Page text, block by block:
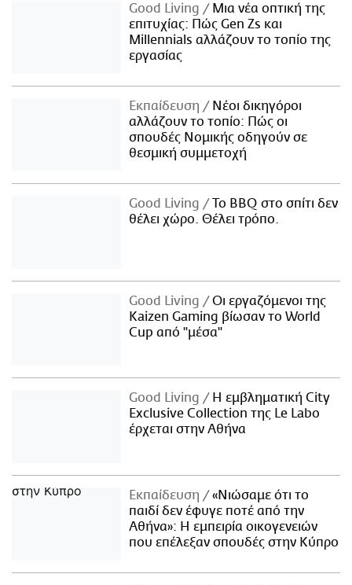
Good Living
Μια νέα οπτική της
επιτυχίας: Πώς Gen Zs και
Millennials αλλάζουν το τοπίο της
εργασίας
Εκπαίδευση
Νέοι δικηγόροι
αλλάζουν το τοπίο: Πώς οι
σπουδές Νομικής οδηγούν σε
θεσμική συμμετοχή
Good Living
Το BBQ στο σπίτι δεν
θέλει χώρο. Θέλει τρόπο.
Good Living
Οι εργαζόμενοι της
Kaizen Gaming βίωσαν το World
Cup από "μέσα"
Good Living
Η εμβληματική City
Exclusive Collection της Le Labo
έρχεται στην Αθήνα
Εκπαίδευση
«Νιώσαμε ότι το
παιδί δεν έφυγε ποτέ από την
Αθήνα»: Η εμπειρία οικογενειών
που επέλεξαν σπουδές στην Κύπρο